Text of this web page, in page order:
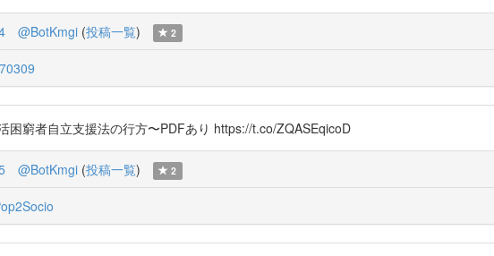
@BotKmgi (投稿一覧) 2
困窮者自立支援法の行方〜PDFあり https://t.co/ZQASEqicoD
@BotKmgi (投稿一覧) 2